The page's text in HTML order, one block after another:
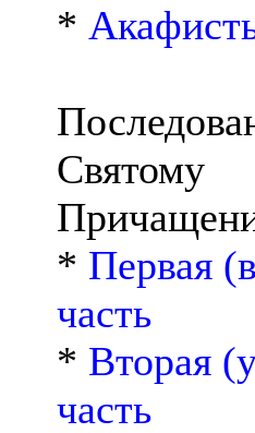
*
Святому
* Первая
часть
* Вторая
часть